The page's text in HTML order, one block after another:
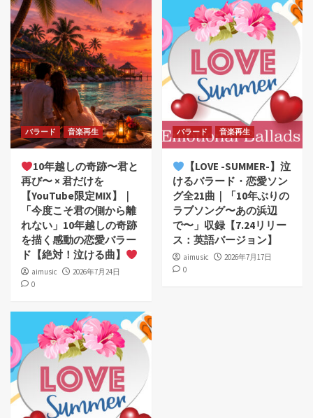
バラード 音楽再生
10年越しの奇跡〜君と
再び〜 × 君だけを
【YouTube限定MIX】｜
「今度こそ君の側から離
れない」10年越しの奇跡
を描く感動の恋愛バラー
ド【絶対！泣ける曲】
aimusic
2026年7月24日
0
バラード 音楽再生
【LOVE -SUMMER-】泣
けるバラード・恋愛ソン
グ全21曲｜「10年ぶりの
ラブソング〜あの浜辺
で〜」収録【7.24リリー
ス：英語バージョン】
aimusic
2026年7月17日
0